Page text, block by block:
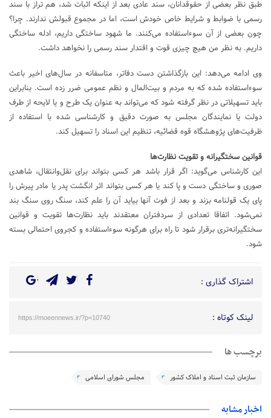
طبق نظر بعضی از حقوقدانان، سند عادی بعد از اینکه اثبات شد، هم تراز با سند
رسمی با ضوابط و شرایط خاص خودش است، اما در مجموع قبولش ندارند. چرا؟
چون بعضی از آن سوءاستفاده می‌کنند. ما شهود ساختگی داریم، ادله ساختگی
داریم. به نظر من هیچ چیزی قوت و اقتدار سند رسمی را نخواهد داشت.
وی ادامه می‌دهد: این بازگذاشتن دست دفاتر، متاسفانه در سال‌های اخیر باعث
سوءاستفاده شده که به مردم و بیت‌المال و نظم عمومی ضرر زده است. بنابراین
باید تسهیلاتی در نظر گرفته شود که می‌تواند به عنوان یک طرح و یا لایحه از طرف
دولت یا نمایندگان مجلس به صورت دقیق و کارشناسی شده با استفاده از
ظرفیت‌های پژوهشگاه قوه قضائیه، تنظیم این اسناد را تسهیل کند.
قوانین سختگیرانه و تقویت نظارت‌ها
این کارشناس می‌گوید: اگر قرار باشد هر کسی بتواند برای نقل‌وانتقال، شاهدی
صوری و ساختگی دست و پا کند یا هر کسی بتواند اثر انگشت پدر یا مادر پیرش را
پای یک قولنامه بزند و بعد از فوت آنها بیاید آن را علم کند، سنگ روی سنگ بند
نمی‌شود. اتفاقا تعدادی از سردفتران معتقدند باید نظارت‌ها تقویت و قوانین
سختگیرانه‌تری برقرار شود تا راه برای هرگونه سوءاستفاده و کجروی احتمالی بسته
شود.
اشتراک گذاری :
لینک کوتاه : https://moeennews.ir/?p=10740
برچسب ها
سازمان ثبت اسناد و املاک کشور مجلس شورای اسلامی
اخبار مشابه